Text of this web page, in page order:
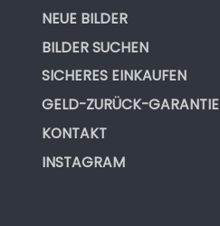
NEUE BILDER
BILDER SUCHEN
SICHERES EINKAUFEN
GELD-ZURÜCK-GARANTIE
KONTAKT
INSTAGRAM